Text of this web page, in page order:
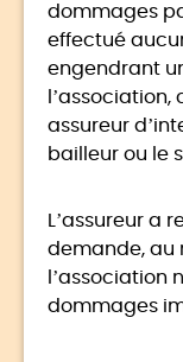
dommages
effectué
engendrant
assureur
bailleur ou le
L’assureur a
demande, au
l’association
dommages